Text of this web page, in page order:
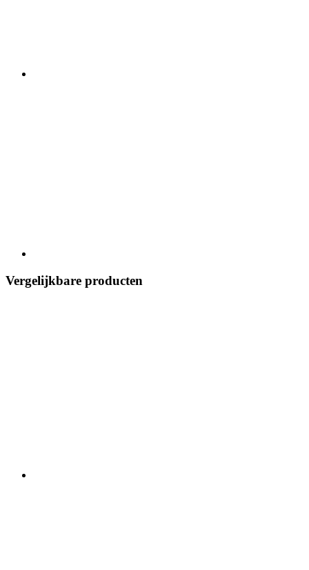
Vergelijkbare producten